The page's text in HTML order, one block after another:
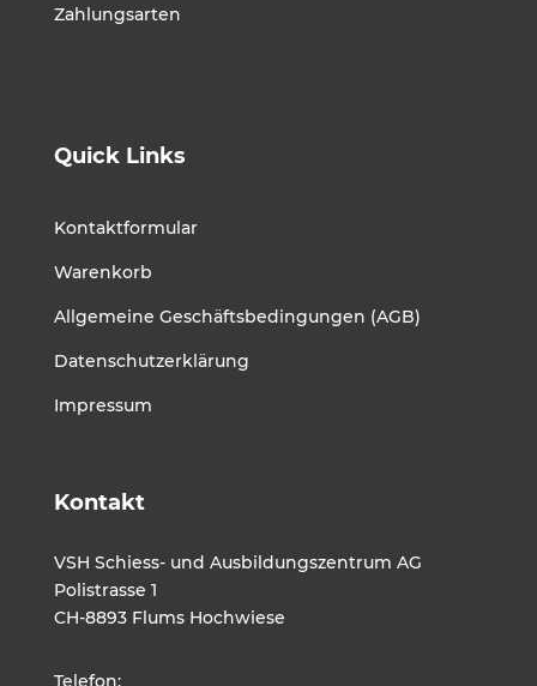
Zahlungsarten
Quick Links
Kontaktformular
Warenkorb
Allgemeine Geschäftsbedingungen (AGB)
Datenschutzerklärung
Impressum
Kontakt
VSH Schiess- und Ausbildungszentrum AG
Polistrasse 1
CH-8893 Flums Hochwiese
Telefon: